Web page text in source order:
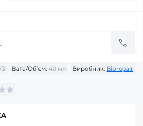
Вага/Об’єм: 40 мл Виробник: Biorepair